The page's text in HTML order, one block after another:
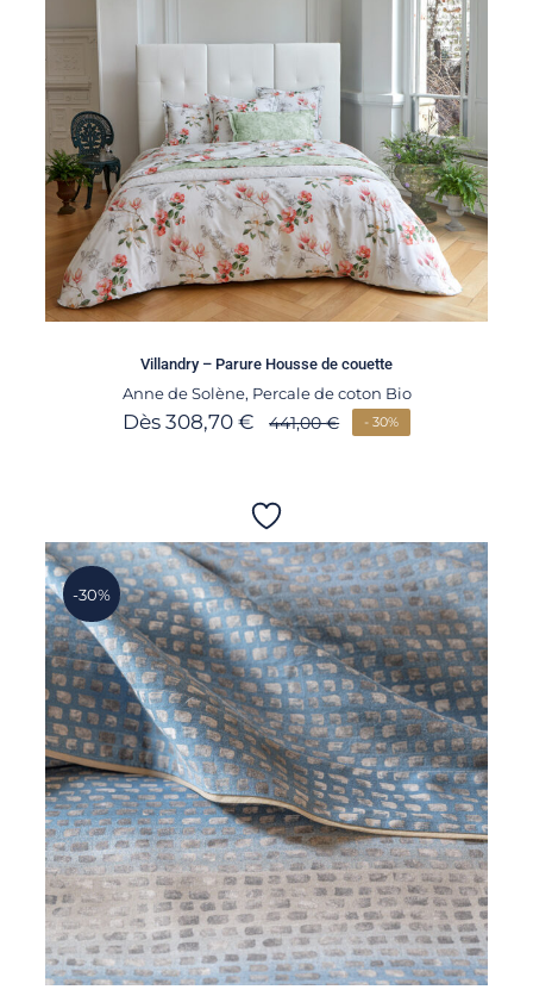
Villandry – Parure Housse de couette
Anne de Solène, Percale de coton Bio
Dès308,70€ 441,00€ - 30%
-30%